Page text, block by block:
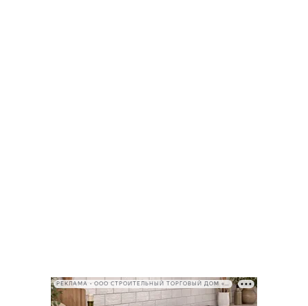
РЕКЛАМА • ООО СТРОИТЕЛЬНЫЙ ТОРГОВЫЙ ДОМ «ПЕТРОВИЧ», ИНН 7802348846